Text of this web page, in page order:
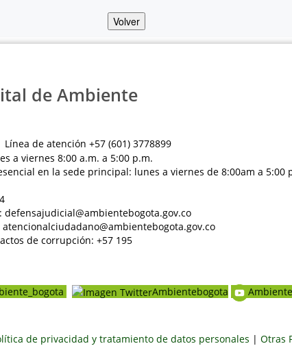
Volver
de Ambiente
de atención +57 (601) 3778899
a viernes 8:00 a.m. a 5:00 p.m.
en la sede principal: lunes a viernes de 8:00am a 5:00
de corrupción: +57 195
Ambientebogota
de privacidad y tratamiento de datos personales | Otras